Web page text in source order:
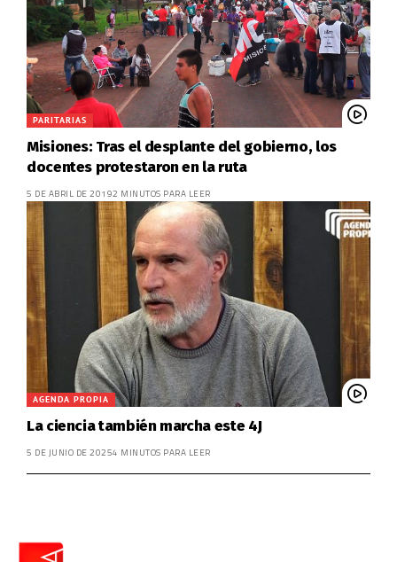
PARITARIAS
Misiones: Tras el desplante del gobierno, los
docentes protestaron en la ruta
5 DE ABRIL DE 20192 MINUTOS PARA LEER
AGENDA PROPIA
La ciencia también marcha este 4J
5 DE JUNIO DE 20254 MINUTOS PARA LEER